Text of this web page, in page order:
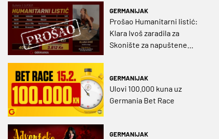
GERMANIJAK
Prošao Humanitarni listić:
Klara Ivoš zaradila za
Skonište za napuštene
GERMANIJAK
Ulovi 100.000 kuna uz
Germania Bet Race
GERMANIJAK